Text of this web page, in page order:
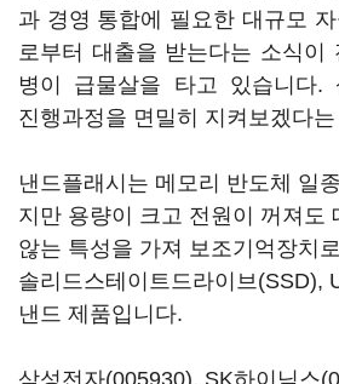
과 경영 통합에 필요한 대규모
로부터 대출을 받는다는 소식이
병이 급물살을 타고 있습니다.
진행과정을 면밀히 지켜보겠다
낸드플래시는 메모리 반도체 일
지만 용량이 크고 전원이 꺼져도
않는 특성을 가져 보조기억장치
솔리드스테이트드라이브(SSD),
낸드 제품입니다.
삼성전자(005930), SK하이닉스